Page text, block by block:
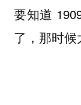
要知道
了，那时候